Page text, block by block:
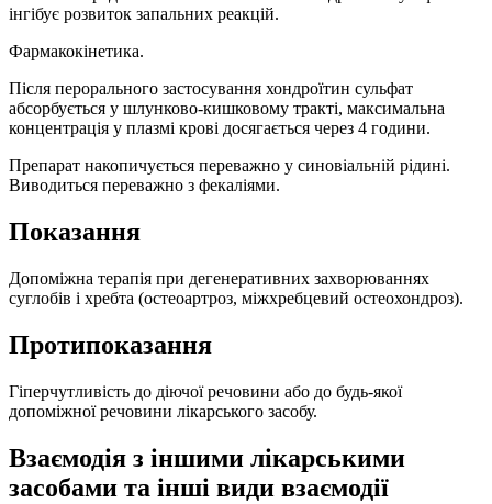
інгібує розвиток запальних реакцій.
Фармакокінетика.
Після перорального застосування хондроїтин сульфат
абсорбується у шлунково-кишковому тракті, максимальна
концентрація у плазмі крові досягається через 4 години.
Препарат накопичується переважно у синовіальній рідині.
Виводиться переважно з фекаліями.
Показання
Допоміжна терапія при дегенеративних захворюваннях
суглобів і хребта (остеоартроз, міжхребцевий остеохондроз).
Протипоказання
Гіперчутливість до діючої речовини або до будь-якої
допоміжної речовини лікарського засобу.
Взаємодія з іншими лікарськими
засобами та інші види взаємодії